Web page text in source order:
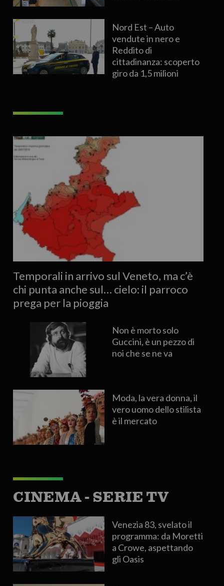
Nord Est – Auto
vendute in nero e
Reddito di
cittadinanza: scoperto
giro da 1,5 milioni
Temporali in arrivo sul Veneto, ma c’è
chi punta anche sul… cielo: il parroco
prega per la pioggia
Non è morto solo
Guccini, è un pezzo di
noi che se ne va
Moda, la vera donna, il
vero uomo dello stilista
è il mercato
CINEMA - SERIE TV
Venezia 83, svelato il
programma: da Moretti
a Crowe, aspettando
gli Oasis